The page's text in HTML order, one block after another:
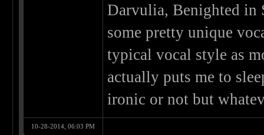
Darvulia, Benighted in
some pretty unique
typical vocal style as
actually puts me to
ironic or not but
10-28-2014, 06:03 PM